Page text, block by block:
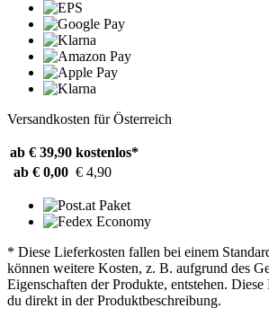
Versandkosten für Österreich
ab € 39,90 kostenlos*
ab € 0,00 € 4,90
* Diese Lieferkosten fallen bei einem
können weitere Kosten, z. B. aufgrund des
Eigenschaften der Produkte, entstehen.
du direkt in der Produktbeschreibung.